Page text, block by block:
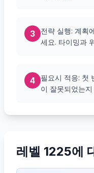
3
전략 실행: 계획
세요. 타이밍과
4
필요시 적응: 첫
이 잘못되었는
레벨 1225에